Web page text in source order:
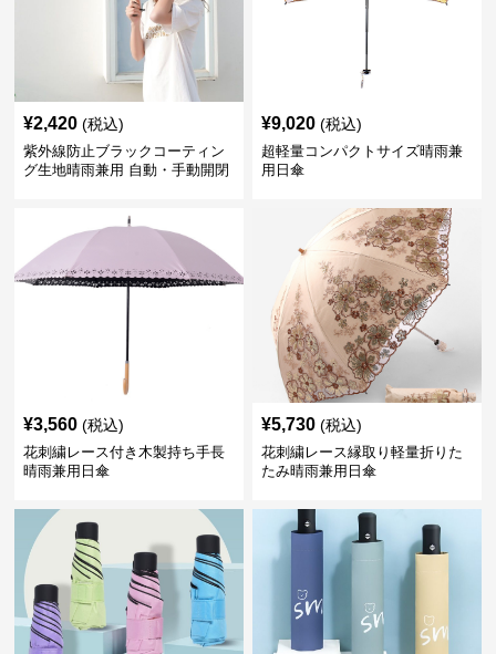
¥2,420 (税込)
紫外線防止ブラックコーティン
グ生地晴雨兼用 自動・手動開閉
¥9,020 (税込)
超軽量コンパクトサイズ晴雨兼
用日傘
¥3,560 (税込)
花刺繍レース付き木製持ち手長
晴雨兼用日傘
¥5,730 (税込)
花刺繍レース縁取り軽量折りた
たみ晴雨兼用日傘